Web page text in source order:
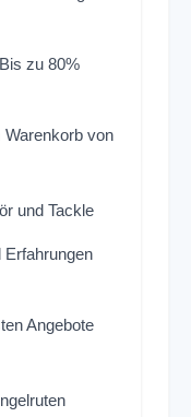
zu 80%
von
und Tackle
Erfahrungen
Angebote